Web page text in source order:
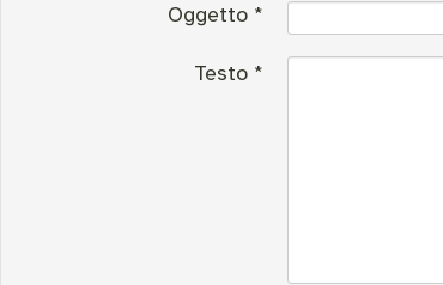
Oggetto *
Testo *